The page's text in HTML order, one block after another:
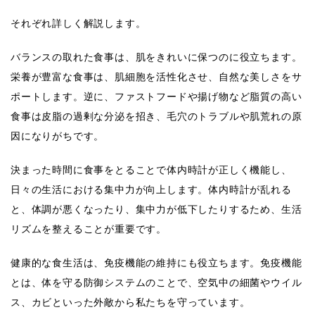
それぞれ詳しく解説します。
バランスの取れた食事は、肌をきれいに保つのに役立ちます。
栄養が豊富な食事は、肌細胞を活性化させ、自然な美しさをサ
ポートします。逆に、ファストフードや揚げ物など脂質の高い
食事は皮脂の過剰な分泌を招き、毛穴のトラブルや肌荒れの原
因になりがちです。
決まった時間に食事をとることで体内時計が正しく機能し、
日々の生活における集中力が向上します。体内時計が乱れる
と、体調が悪くなったり、集中力が低下したりするため、生活
リズムを整えることが重要です。
健康的な食生活は、免疫機能の維持にも役立ちます。免疫機能
とは、体を守る防御システムのことで、空気中の細菌やウイル
ス、カビといった外敵から私たちを守っています。